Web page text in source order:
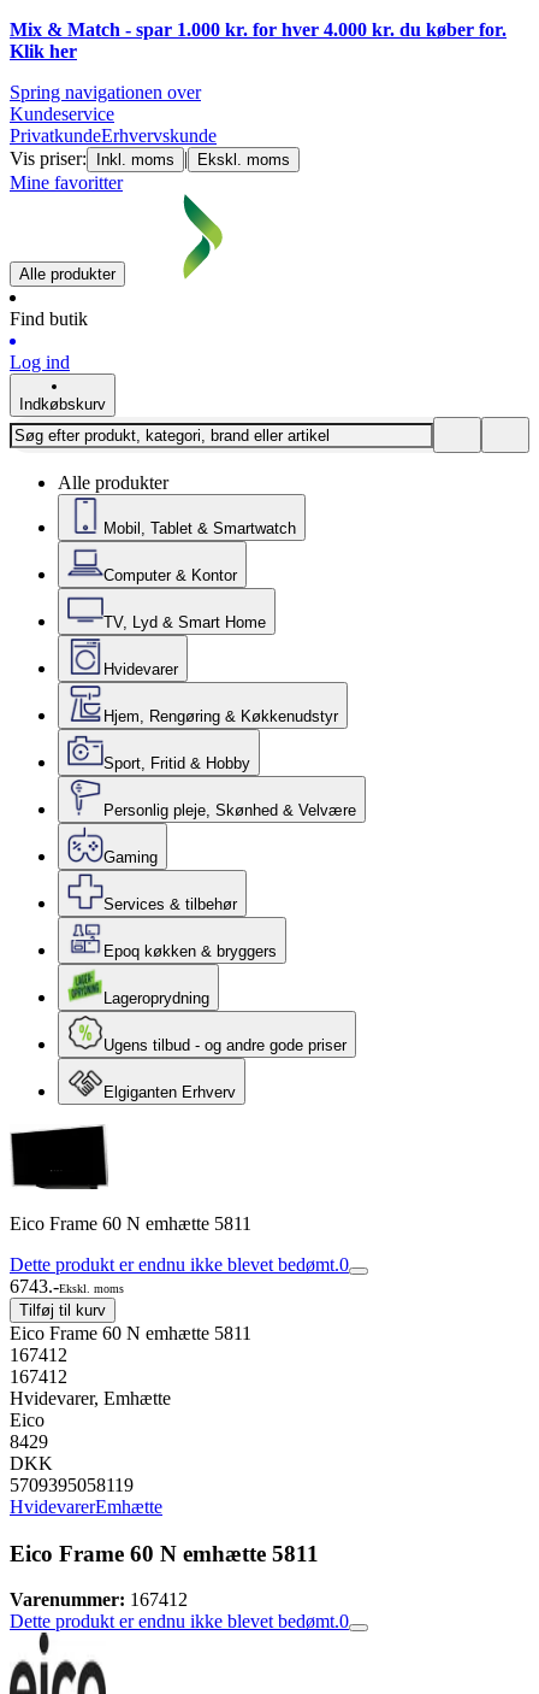
Mix & Match - spar 1.000 kr. for hver 4.000 kr. du køber for.
Klik her
Spring navigationen over
Kundeservice
PrivatkundeErhvervskunde
Vis priser:
Inkl. moms | Ekskl. moms
Mine favoritter
Alle produkter
Find butik
Log ind
Indkøbskurv
Alle produkter
Mobil, Tablet & Smartwatch
Computer & Kontor
TV, Lyd & Smart Home
Hvidevarer
Hjem, Rengøring & Køkkenudstyr
Sport, Fritid & Hobby
Personlig pleje, Skønhed & Velvære
Gaming
Services & tilbehør
Epoq køkken & bryggers
Lageroprydning
Ugens tilbud - og andre gode priser
Elgiganten Erhverv
Eico Frame 60 N emhætte 5811
Dette produkt er endnu ikke blevet bedømt.0
6743.-Ekskl. moms
Tilføj til kurv
Eico Frame 60 N emhætte 5811
167412
167412
Hvidevarer, Emhætte
Eico
8429
DKK
5709395058119
HvidevarerEmhætte
Eico Frame 60 N emhætte 5811
Varenummer: 167412
Dette produkt er endnu ikke blevet bedømt.0